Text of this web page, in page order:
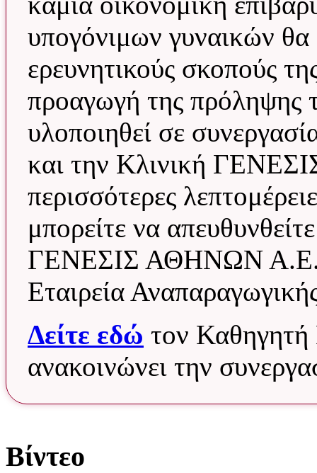
υπογόνιμων γυναικών θα
ερευνητικούς σκοπούς
προαγωγή της πρόληψης
υλοποιηθεί σε
και την Κλινική
περισσότερες
μπορείτε να
ΓΕΝΕΣΙΣ ΑΘΗΝΩΝ
Εταιρεία
Δείτε εδώ τον
ανακοινώνει την
Βίντεο